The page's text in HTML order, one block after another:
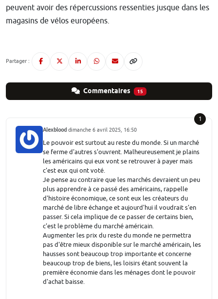
peuvent avoir des répercussions ressenties jusque dans les
magasins de vélos européens.
Partager :
Commentaires 15
1
Alexblood dimanche 6 avril 2025, 16:50
Le pouvoir est surtout au reste du monde. Si un marché
se ferme d'autres s'ouvrent. Malheureusement je plains
les américains qui eux vont se retrouver à payer mais
c'est eux qui ont voté.
Je pense au contraire que les marchés devraient un peu
plus apprendre à ce passé des américains, rappelle
d'histoire économique, ce sont eux les créateurs du
marché de libre échange et aujourd'hui il voudrait s'en
passer. Si cela implique de ce passer de certains bien,
c'est le problème du marché américain.
Augmenter les prix du reste du monde ne permettra
pas d'être mieux disponible sur le marché américain, les
hausses sont beaucoup trop importante et concerne
beaucoup trop de biens, les loisirs étant souvent la
première économie dans les ménages dont le pouvoir
d'achat baisse.